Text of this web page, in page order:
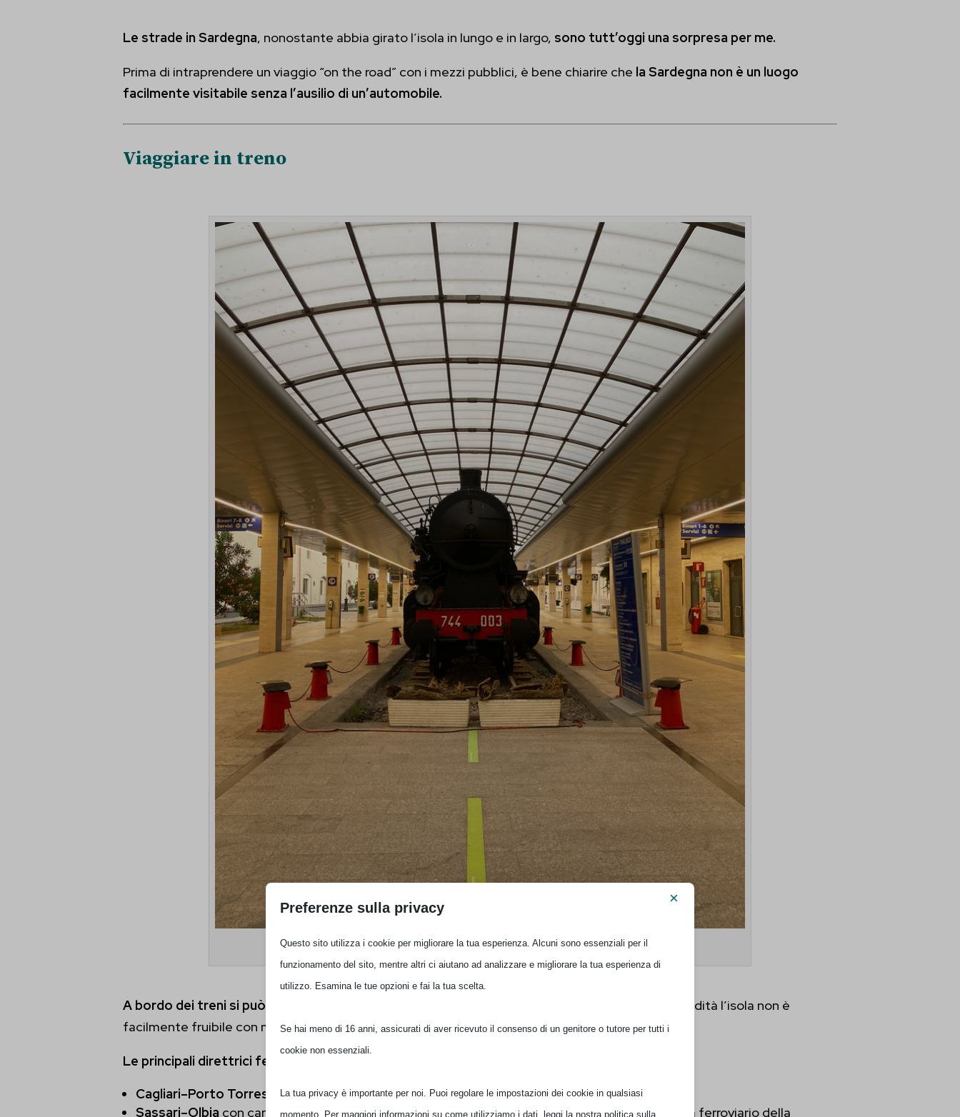
Le strade in Sardegna, nonostante abbia girato l’isola in lungo e in largo, sono tutt’oggi una sorpresa per me.
Prima di intraprendere un viaggio “on the road” con i mezzi pubblici, è bene chiarire che la Sardegna non è un luogo
facilmente visitabile senza l’ausilio di un’automobile.
Viaggiare in treno
Stazione Ferroviaria di Cagliari
A bordo dei treni si può godere di un’atmosfera bucolica
, dal sapore antico, ma quanto a comodità l’isola non è
facilmente fruibile con mezzi di trasporto alternativi come quello su (mono)rotaia.
Le principali direttrici ferroviarie sono:
Cagliari–Porto Torres
via Oristano, Macomer e Sassari
Sassari–Olbia con cambio a Chilivani (non a caso si dice:“A Chilivani si cambia sempre”, crocevia ferroviario della
Preferenze sulla privacy
×
Questo sito utilizza i cookie per migliorare la tua esperienza. Alcuni sono essenziali per il
funzionamento del sito, mentre altri ci aiutano ad analizzare e migliorare la tua esperienza di
utilizzo. Esamina le tue opzioni e fai la tua scelta.
Se hai meno di 16 anni, assicurati di aver ricevuto il consenso di un genitore o tutore per tutti i
cookie non essenziali.
La tua privacy è importante per noi. Puoi regolare le impostazioni dei cookie in qualsiasi
momento. Per maggiori informazioni su come utilizziamo i dati, leggi la nostra politica sulla